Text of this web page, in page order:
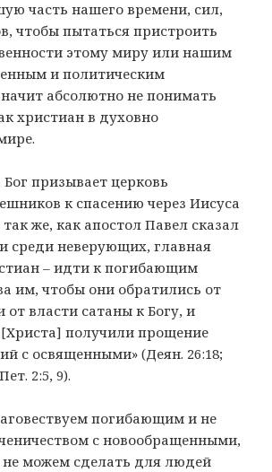
часть нашего времени, сил,
чтобы пытаться пристроить
этому миру или нашим
и политическим
абсолютно не понимать
христиан в духовно
призывает церковь
к спасению через Иисуса
же, как апостол Павел сказал
среди неверующих, главная
– идти к погибающим
им, чтобы они обратились от
от власти сатаны к Богу, и
получили прощение
с освященными» (Деян. 26:18;
2:5, 9).
погибающим и не
с новообращенными,
можем сделать для людей